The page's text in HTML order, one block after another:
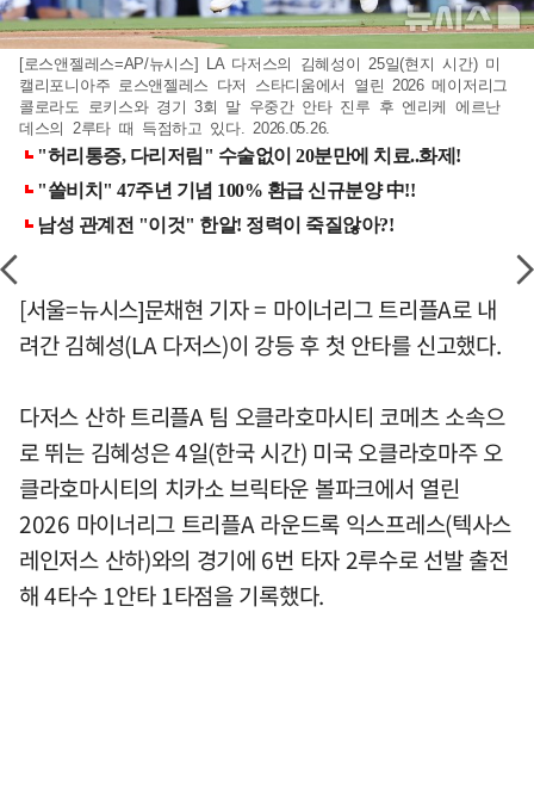
[로스앤젤레스=AP/뉴시스] LA 다저스의 김혜성이 25일(현지 시간) 미
캘리포니아주 로스앤젤레스 다저 스타디움에서 열린 2026 메이저리그
콜로라도 로키스와 경기 3회 말 우중간 안타 진루 후 엔리케 에르난
데스의 2루타 때 득점하고 있다. 2026.05.26.
[서울=뉴시스]문채현 기자 = 마이너리그 트리플A로 내
려간 김혜성(LA 다저스)이 강등 후 첫 안타를 신고했다.
다저스 산하 트리플A 팀 오클라호마시티 코메츠 소속으
로 뛰는 김혜성은 4일(한국 시간) 미국 오클라호마주 오
클라호마시티의 치카소 브릭타운 볼파크에서 열린
2026 마이너리그 트리플A 라운드록 익스프레스(텍사스
레인저스 산하)와의 경기에 6번 타자 2루수로 선발 출전
해 4타수 1안타 1타점을 기록했다.